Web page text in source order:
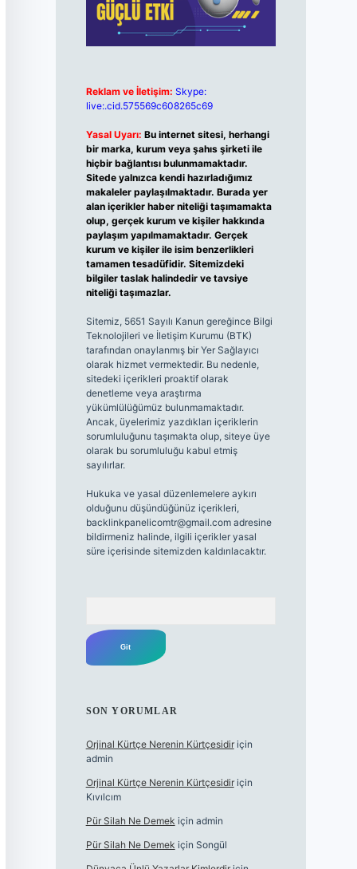
Reklam ve İletişim: Skype:
live:.cid.575569c608265c69
Yasal Uyarı: Bu internet sitesi, herhangi
bir marka, kurum veya şahıs şirketi ile
hiçbir bağlantısı bulunmamaktadır.
Sitede yalnızca kendi hazırladığımız
makaleler paylaşılmaktadır. Burada yer
alan içerikler haber niteliği taşımamakta
olup, gerçek kurum ve kişiler hakkında
paylaşım yapılmamaktadır. Gerçek
kurum ve kişiler ile isim benzerlikleri
tamamen tesadüfidir. Sitemizdeki
bilgiler taslak halindedir ve tavsiye
niteliği taşımazlar.
Sitemiz, 5651 Sayılı Kanun gereğince Bilgi
Teknolojileri ve İletişim Kurumu (BTK)
tarafından onaylanmış bir Yer Sağlayıcı
olarak hizmet vermektedir. Bu nedenle,
sitedeki içerikleri proaktif olarak
denetleme veya araştırma
yükümlülüğümüz bulunmamaktadır.
Ancak, üyelerimiz yazdıkları içeriklerin
sorumluluğunu taşımakta olup, siteye üye
olarak bu sorumluluğu kabul etmiş
sayılırlar.
Hukuka ve yasal düzenlemelere aykırı
olduğunu düşündüğünüz içerikleri,
backlinkpanelicomtr@gmail.comadresine
bildirmeniz halinde, ilgili içerikler yasal
süre içerisinde sitemizden kaldırılacaktır.
SON YORUMLAR
Orjinal Kürtçe Nerenin Kürtçesidiriçin
admin
Orjinal Kürtçe Nerenin Kürtçesidiriçin
Kıvılcım
Pür Silah Ne Demek için admin
Pür Silah Ne Demek için Songül